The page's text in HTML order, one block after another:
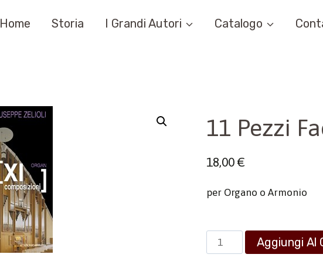
Home Storia I Grandi Autori Catalogo
11 Pezzi
18,00€
per Organo o Armonio
Pezzi
Aggiungi Al